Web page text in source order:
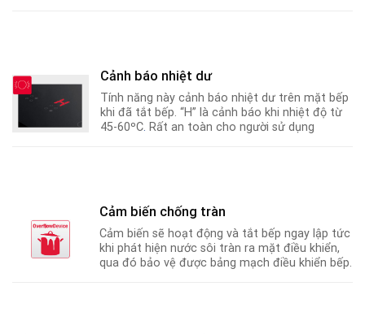
Cảnh báo nhiệt dư
Tính năng này cảnh báo nhiệt dư trên mặt bếp
khi đã tắt bếp. “H” là cảnh báo khi nhiệt độ từ
45-60ºC. Rất an toàn cho người sử dụng
Cảm biến chống tràn
Cảm biến sẽ hoạt động và tắt bếp ngay lập tức
khi phát hiện nước sôi tràn ra mặt điều khiển,
qua đó bảo vệ được bảng mạch điều khiển bếp.